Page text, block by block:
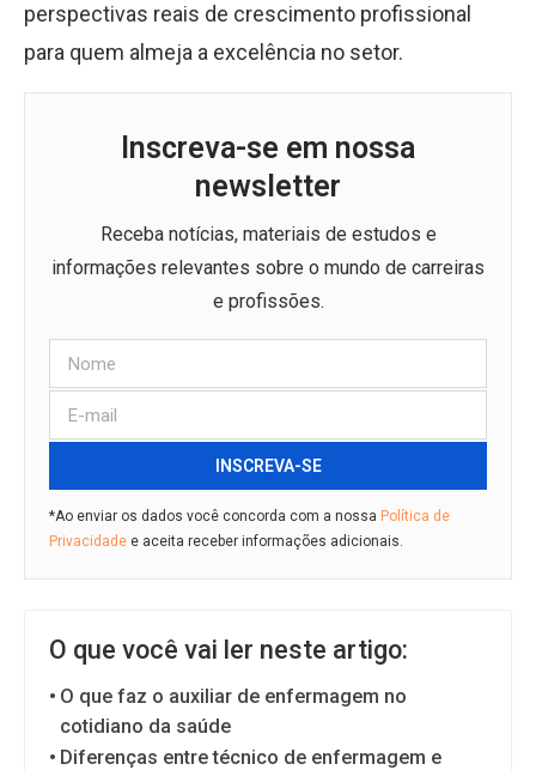
perspectivas reais de crescimento profissional
para quem almeja a excelência no setor.
Inscreva-se em nossa
newsletter
Receba notícias, materiais de estudos e
informações relevantes sobre o mundo de carreiras
e profissões.
INSCREVA-SE
*Ao enviar os dados você concorda com a nossa Política de
Privacidade e aceita receber informações adicionais.
O que você vai ler neste artigo:
O que faz o auxiliar de enfermagem no
cotidiano da saúde
Diferenças entre técnico de enfermagem e